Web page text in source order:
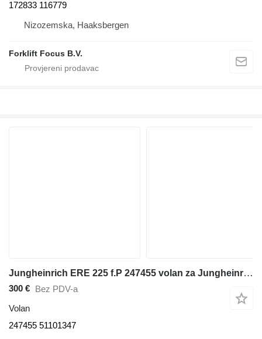
172833 116779
Nizozemska, Haaksbergen
Forklift Focus B.V.
Jungheinrich ERE 225 f.P 247455 volan za Jungheinrich ERE 225 f.P paletnog viljuškara
300 € Bez PDV-a
Volan
247455 51101347